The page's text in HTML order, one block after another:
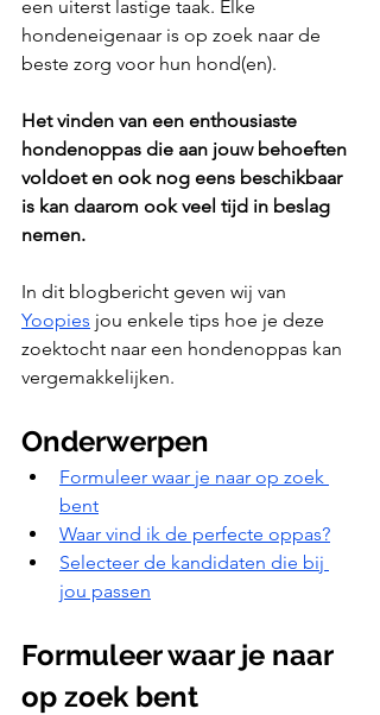
een uiterst lastige taak. Elke
hondeneigenaar is op zoek naar de
beste zorg voor hun hond(en).
Het vinden van een enthousiaste
hondenoppas die aan jouw behoeften
voldoet en ook nog eens beschikbaar
is kan daarom ook veel tijd in beslag
nemen.
In dit blogbericht geven wij van
Yoopies jou enkele tips hoe je deze
zoektocht naar een hondenoppas kan
vergemakkelijken.
Onderwerpen
Formuleer waar je naar op zoek
bent
Waar vind ik de perfecte oppas?
Selecteer de kandidaten die bij
jou passen
Formuleer waar je naar
op zoek bent